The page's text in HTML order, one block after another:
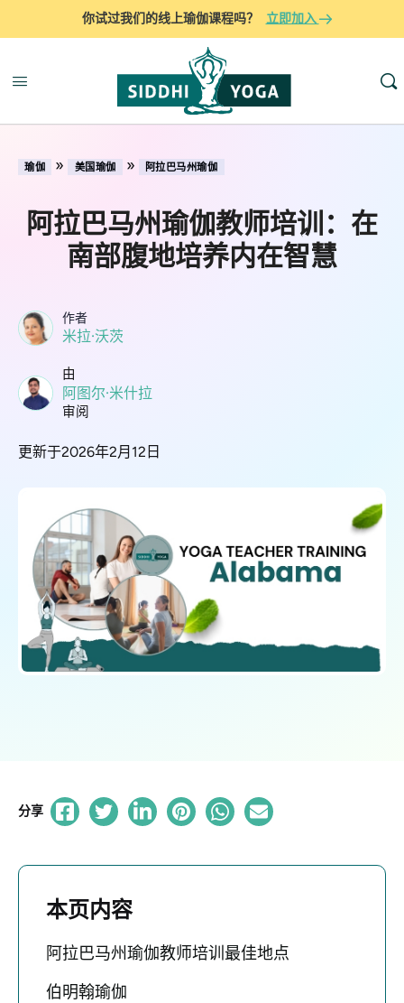
你试过我们的线上瑜伽课程吗？ 立即加入
瑜伽 » 美国瑜伽 » 阿拉巴马州瑜伽
阿拉巴马州瑜伽教师培训：在
南部腹地培养内在智慧
作者
米拉·沃茨
由
阿图尔·米什拉
审阅
更新于2026年2月12日
分享
本页内容
阿拉巴马州瑜伽教师培训最佳地点
伯明翰瑜伽